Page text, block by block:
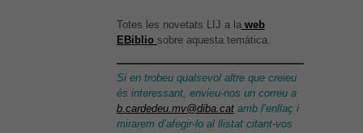
Totes les novetats LIJ a la web
EBiblio sobre aquesta temàtica.
Si en trobeu qualsevol altre que creieu
és interessant, envieu-nos un correu a
b.cardedeu.mv@diba.catamb l’enllaç i
mirarem d’afegir-lo al llistat citant-vos